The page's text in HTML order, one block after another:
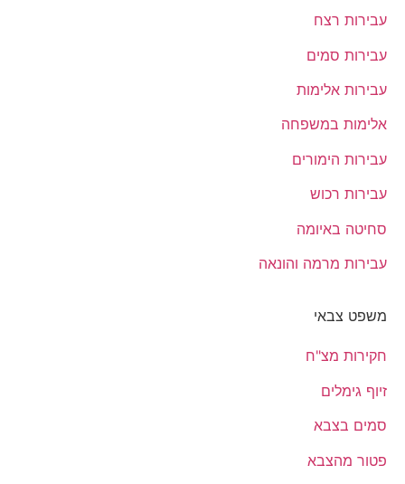
עבירות רצח
עבירות סמים
עבירות אלימות
אלימות במשפחה
עבירות הימורים
עבירות רכוש
סחיטה באיומה
עבירות מרמה והונאה
משפט צבאי
חקירות מצ"ח
זיוף גימלים
סמים בצבא
פטור מהצבא